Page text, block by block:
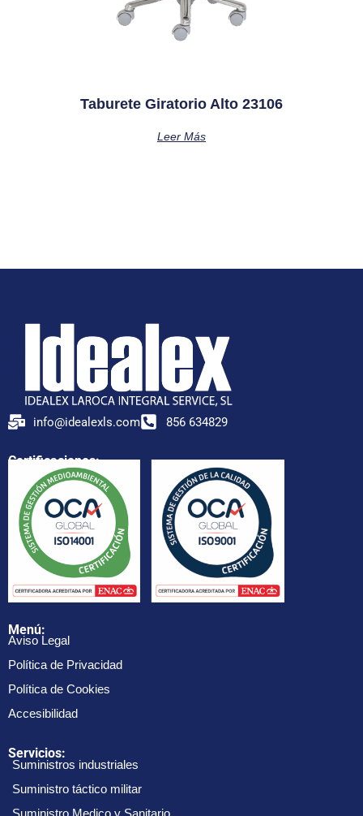
Taburete Giratorio Alto 23106
Leer Más
info@idealexls.com 856 634829
Certificaciones:
Menú:
Aviso Legal
Política de Privacidad
Política de Cookies
Accesibilidad
Servicios:
Suministros industriales
Suministro táctico militar
Suministro Medico y Sanitario